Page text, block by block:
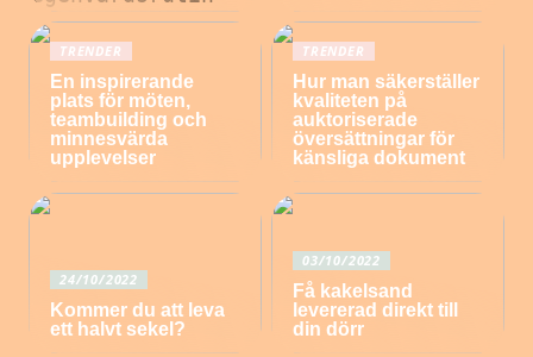
TRENDER
En inspirerande
plats för möten,
teambuilding och
minnesvärda
upplevelser
TRENDER
Hur man säkerställer
kvaliteten på
auktoriserade
översättningar för
känsliga dokument
24/10/2022
Kommer du att leva
ett halvt sekel?
03/10/2022
Få kakelsand
levererad direkt till
din dörr